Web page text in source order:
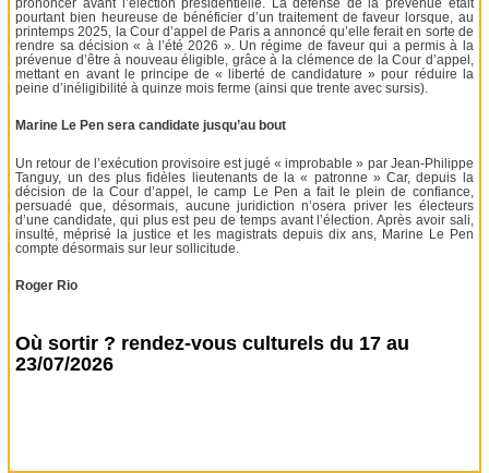
pourtant bien heureuse de bénéficier d’un traitement de faveur lorsque, au
printemps 2025, la Cour d’appel de Paris a annoncé qu’elle ferait en sorte de
rendre sa décision « à l’été 2026 ». Un régime de faveur qui a permis à la
prévenue d’être à nouveau éligible, grâce à la clémence de la Cour d’appel,
mettant en avant le principe de « liberté de candidature » pour réduire la
peine d’inéligibilité à quinze mois ferme (ainsi que trente avec sursis).
Marine Le Pen sera candidate jusqu’au bout
Un retour de l’exécution provisoire est jugé « improbable » par Jean-Philippe
Tanguy, un des plus fidèles lieutenants de la « patronne » Car, depuis la
décision de la Cour d’appel, le camp Le Pen a fait le plein de confiance,
persuadé que, désormais, aucune juridiction n’osera priver les électeurs
d’une candidate, qui plus est peu de temps avant l’élection. Après avoir sali,
insulté, méprisé la justice et les magistrats depuis dix ans, Marine Le Pen
compte désormais sur leur sollicitude.
Roger Rio
Où sortir ? rendez-vous culturels du 17 au
23/07/2026